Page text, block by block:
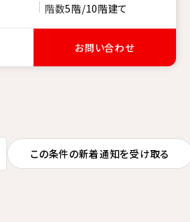
階数5階/10階建て
お問い合わせ
この条件の新着通知を受け取る